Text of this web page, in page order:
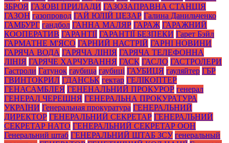
ЗБРОЯ ГАЗОВІ ПРИЛАДИ ГАЗОЗАПРАВНА СТАНЦІЯ
ГАЗОН газопровод ГАЙ ЮЛІЙ ЦЕЗАР Галина Данильченко
ГАМБУРГ гандбол ГАННА МАЛЯР ГАРАЖ ГАРАЖНИЙ
КООПЕРАТИВ ГАРАНТІЇ ГАРАНТІЇ БЕЗПЕКИ Гарет Бэйл
ГАРМАТНЕ М'ЯСО ГАРНИЙ НАСТРІЙ ГАРНІ НОВИНИ
ГАРЯЧА ВОДА ГАРЯЧА ЛІНІЯ ГАРЯЧА ТЕЛЕФОННА
ЛІНІЯ ГАРЯЧЕ ХАРЧУВАННЯ ГАСК ГАСЛО ГАСТРОЛЕРИ
Гастроли Гатунок гаубица гаубиці ГАУБИЦЯ гауляйтер ГБР
ГВИНТОКРИЛ ГДАНСЬК гектар ГЕЛІКОПТЕР
ГЕНАСАМБЛЕЯ ГЕНЕНАЛЬНИЙ ПРОКУРОР генерал
ГЕНЕРАЛ ЧЕРЕШНЯ ГЕНЕРАЛЬНА ПРОКУРАТУРА
УКРАЇНИ Генеральная прокуратура ГЕНЕРАЛЬНИЙ
ДИРЕКТОР ГЕНЕРАЛЬНИЙ СЕКРЕТАР ГЕНЕРАЛЬНИЙ
СЕКРЕТАР НАТО ГЕНЕРАЛЬНИЙ СЕКРЕТАР ООН
Генеральний штаб ГЕНЕРАЛЬНИЙ ШТАБ ЗСУ генеральный